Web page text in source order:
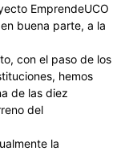
EmprendeUCO
buena parte, a la
con el paso de los
hemos
de las diez
del
la